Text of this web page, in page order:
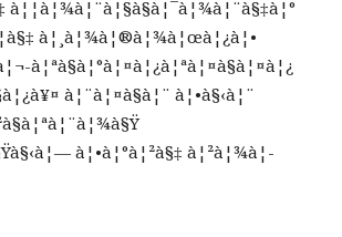
à¦¦à¦¾à¦¨à¦§à§à¦¯à¦¾à¦¨à§‡à¦°
à¦¸à¦¾à¦®à¦¾à¦œà¦¿à¦•
à¦ªà§à¦°à¦¤à¦¿à¦ªà¦¤à§à¦¤à¦¿
à¦¨à¦¤à§à¦¨ à¦•à§‹à¦¨
à¦•à¦°à¦²à§‡ à¦²à¦¾à¦­